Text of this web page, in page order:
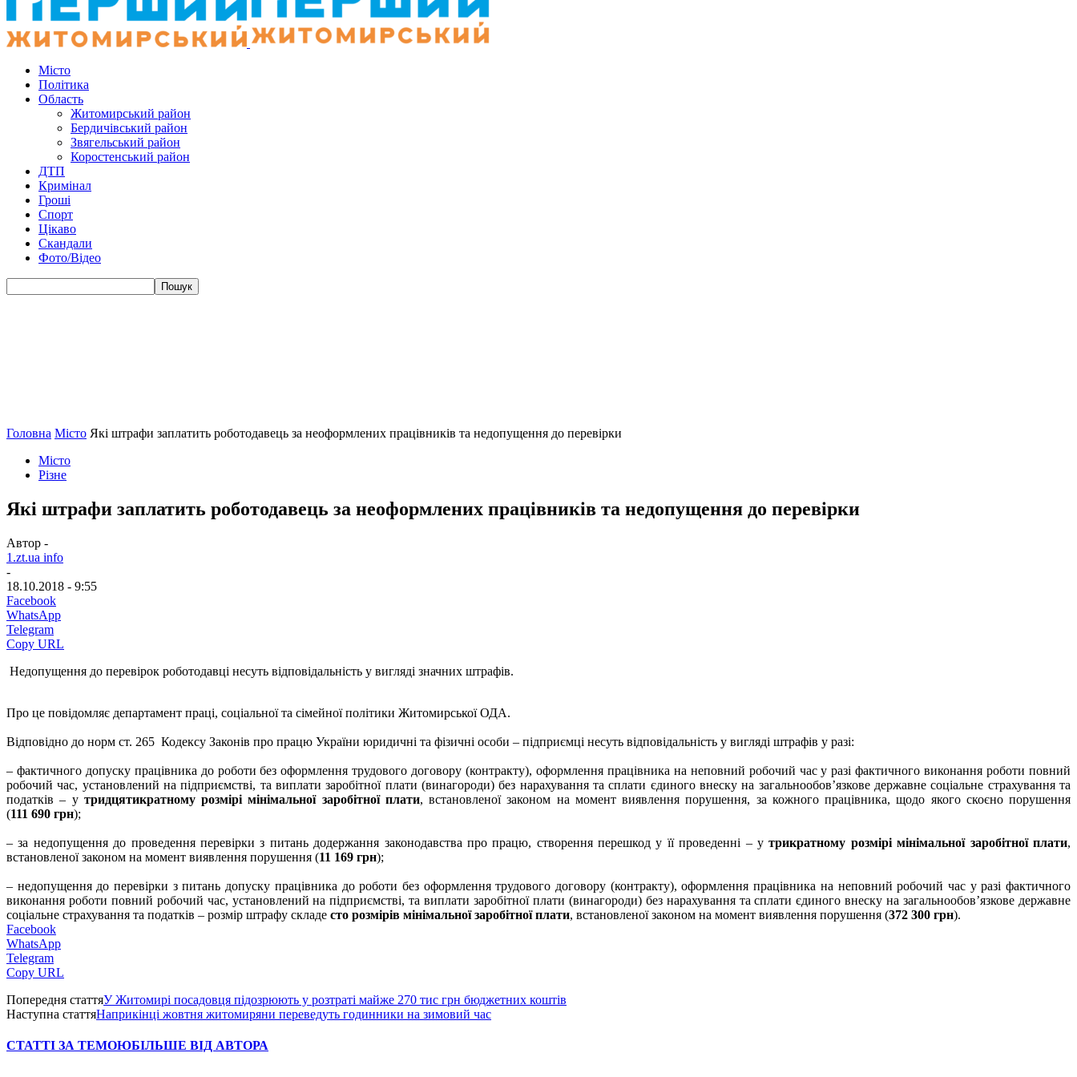
Місто
Політика
Область
Житомирський район
Бердичівський район
Звягельський район
Коростенський район
ДТП
Кримінал
Гроші
Спорт
Цікаво
Скандали
Фото/Відео
Головна Місто Які штрафи заплатить роботодавець за неоформлених працівників та недопущення до перевірки
Місто
Різне
Які штрафи заплатить роботодавець за неоформлених працівників та недопущення до перевірки
Автор -
1.zt.ua info
-
18.10.2018 - 9:55
Facebook
WhatsApp
Telegram
Copy URL
Недопущення до перевірок роботодавці несуть відповідальність у вигляді значних штрафів.
Про це повідомляє департамент праці, соціальної та сімейної політики Житомирської ОДА.
Відповідно до норм ст. 265 Кодексу Законів про працю України юридичні та фізичні особи – підприємці несуть відповідальність у вигляді штрафів у разі:
– фактичного допуску працівника до роботи без оформлення трудового договору (контракту), оформлення працівника на неповний робочий час у разі фактичного виконання роботи повний
робочий час, установлений на підприємстві, та виплати заробітної плати (винагороди) без нарахування та сплати єдиного внеску на загальнообов’язкове державне соціальне страхування та
податків – у тридцятикратному розмірі мінімальної заробітної плати, встановленої законом на момент виявлення порушення, за кожного працівника, щодо якого скоєно порушення
(111 690 грн);
– за недопущення до проведення перевірки з питань додержання законодавства про працю, створення перешкод у її проведенні – утрикратному розмірі мінімальної заробітної плати,
встановленої законом на момент виявлення порушення (11 169 грн);
– недопущення до перевірки з питань допуску працівника до роботи без оформлення трудового договору (контракту), оформлення працівника на неповний робочий час у разі фактичного
виконання роботи повний робочий час, установлений на підприємстві, та виплати заробітної плати (винагороди) без нарахування та сплати єдиного внеску на загальнообов’язкове державне
соціальне страхування та податків – розмір штрафу складе сто розмірів мінімальної заробітної плати, встановленої законом на момент виявлення порушення (372 300 грн).
Facebook
WhatsApp
Telegram
Copy URL
Попередня статтяУ Житомирі посадовця підозрюють у розтраті майже 270 тис грн бюджетних коштів
Наступна статтяНаприкінці жовтня житомиряни переведуть годинники на зимовий час
СТАТТІ ЗА ТЕМОЮБІЛЬШЕ ВІД АВТОРА